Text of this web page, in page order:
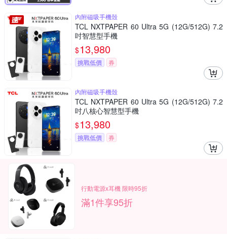
內附磁吸手機殼
TCL NXTPAPER 60 Ultra 5G (12G/512G) 7.2
吋智慧型手機
$13,980
挑戰低價 券
內附磁吸手機殼
TCL NXTPAPER 60 Ultra 5G (12G/512G) 7.2
吋八核心智慧型手機
$13,980
挑戰低價 券
行動電源x耳機 限時95折
滿1件享95折